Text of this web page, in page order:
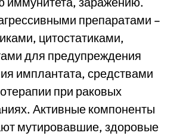
препаратами –
цитостатиками,
для предупреждения
имплантата, средствами
при раковых
Активные компоненты
мутировавшие, здоровые